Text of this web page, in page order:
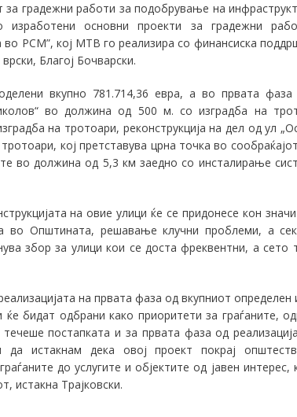
за градежни работи за подобрување на
основни проекти за градежни
во РСМ”, кој МТВ го реализира со финансиска
Благој Бочварски.
вкупно 781.714,36 евра, а во првата фаза
во должина од 500 м. со изградба на
на тротоари, реконструкција на дел од ул
кој претставува црна точка во
во должина од 5,3 км заедно со инсталирање
на овие улици ќе се придонесе кон
во Општината, решавање клучни проблеми, а
збор за улици кои се доста фреквентни, а сето
на првата фаза од вкупниот определен
бидат одбрани како приоритети за граѓаните,
постапката и за првата фаза од
да истакнам дека овој проект покрај
до услугите и објектите од јавен интерес,
, истакна Трајковски.